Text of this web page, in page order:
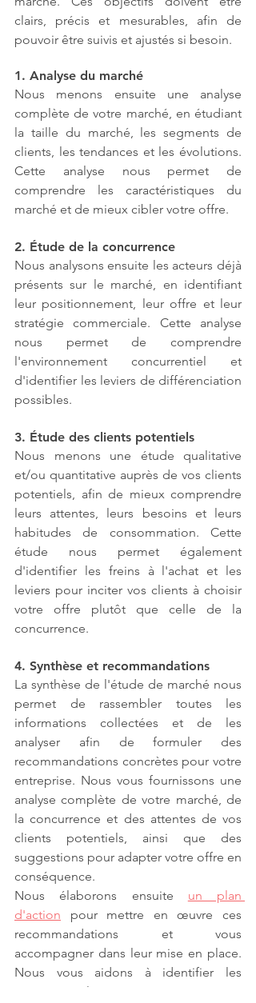
clairs, précis et mesurables, afin de
pouvoir être suivis et ajustés si besoin.
1. Analyse du marché
Nous menons ensuite une analyse
complète de votre marché, en étudiant
la taille du marché, les segments de
clients, les tendances et les évolutions.
Cette analyse nous permet de
comprendre les caractéristiques du
marché et de mieux cibler votre offre.
2. Étude de la concurrence
Nous analysons ensuite les acteurs déjà
présents sur le marché, en identifiant
leur positionnement, leur offre et leur
stratégie commerciale. Cette analyse
nous permet de comprendre
l'environnement concurrentiel et
d'identifier les leviers de différenciation
possibles.
3. Étude des clients potentiels
Nous menons une étude qualitative
et/ou quantitative auprès de vos clients
potentiels, afin de mieux comprendre
leurs attentes, leurs besoins et leurs
habitudes de consommation. Cette
étude nous permet également
d'identifier les freins à l'achat et les
leviers pour inciter vos clients à choisir
votre offre plutôt que celle de la
concurrence.
4. Synthèse et recommandations
La synthèse de l'étude de marché nous
permet de rassembler toutes les
informations collectées et de les
analyser afin de formuler des
recommandations concrètes pour votre
entreprise. Nous vous fournissons une
analyse complète de votre marché, de
la concurrence et des attentes de vos
clients potentiels, ainsi que des
suggestions pour adapter votre offre en
conséquence.
Nous élaborons ensuite un plan
d'action pour mettre en œuvre ces
recommandations et vous
accompagner dans leur mise en place.
Nous vous aidons à identifier les
priorités et les actions à mener pour